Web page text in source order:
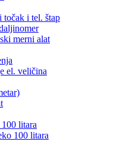
točak i tel. štap
merni alat
el. veličina
litara
100 litara